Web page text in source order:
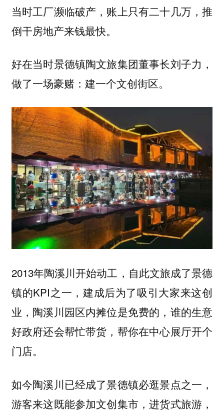
当时工厂濒临破产，账上只有二十几万，推
倒干房地产来钱最快。
好在当时景德镇陶文旅集团董事长刘子力，
做了一场豪赌：建一个文创街区。
2013年陶溪川开始动工，自此文旅成了景德
镇的KPI之一，建成后为了吸引大家来这创
业，陶溪川园区内摊位是免费的，谁的生意
好政府还会帮忙带货，帮你在中心展厅开个
门店。
如今陶溪川已经成了景德镇必逛景点之一，
游客来这既能参加文创集市，进货式旅游，